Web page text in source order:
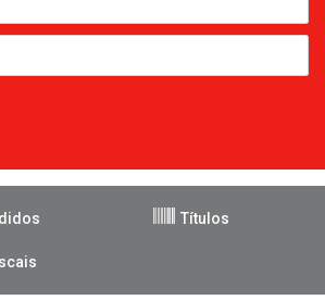
Títulos